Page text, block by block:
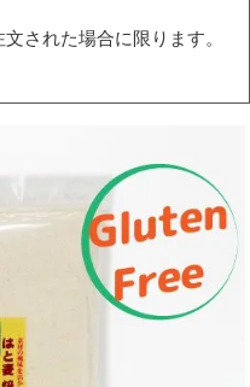
された場合に限ります。